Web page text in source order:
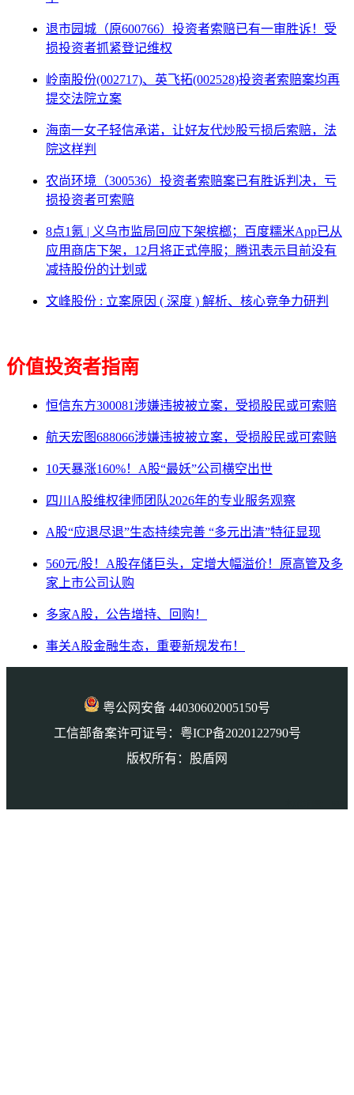
退市园城（原600766）投资者索赔已有一审胜诉！受
损投资者抓紧登记维权
岭南股份(002717)、英飞拓(002528)投资者索赔案均再
提交法院立案
海南一女子轻信承诺，让好友代炒股亏损后索赔，法
院这样判
农尚环境（300536）投资者索赔案已有胜诉判决，亏
损投资者可索赔
8点1氪 | 义乌市监局回应下架槟榔；百度糯米App已从
应用商店下架，12月将正式停服；腾讯表示目前没有
减持股份的计划或
文峰股份 : 立案原因 ( 深度 ) 解析、核心竞争力研判
价值投资者指南
恒信东方300081涉嫌违披被立案，受损股民或可索赔
航天宏图688066涉嫌违披被立案，受损股民或可索赔
10天暴涨160%！A股“最妖”公司横空出世
四川A股维权律师团队2026年的专业服务观察
A股“应退尽退”生态持续完善 “多元出清”特征显现
560元/股！A股存储巨头，定增大幅溢价！原高管及多
家上市公司认购
多家A股，公告增持、回购！
事关A股金融生态，重要新规发布！
粤公网安备 44030602005150号
工信部备案许可证号：粤ICP备2020122790号
版权所有：股盾网